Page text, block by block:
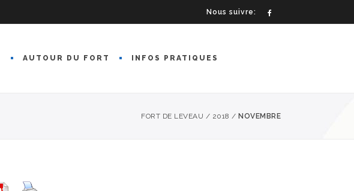
Nous suivre:
AUTOUR DU FORT INFOS PRATIQUES
FORT DE LEVEAU / 2018 / NOVEMBRE